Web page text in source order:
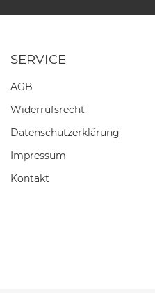
SERVICE
AGB
Widerrufs­recht
Daten­schutz­erklärung
Impressum
Kontakt